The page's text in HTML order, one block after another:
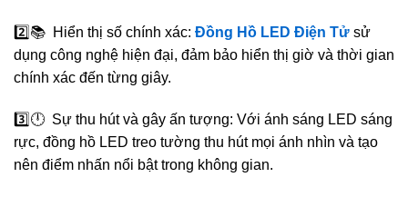
2️⃣📚 Hiển thị số chính xác: Đồng Hồ LED Điện Tử sử
dụng công nghệ hiện đại, đảm bảo hiển thị giờ và thời gian
chính xác đến từng giây.
3️⃣🕛 Sự thu hút và gây ấn tượng: Với ánh sáng LED sáng
rực, đồng hồ LED treo tường thu hút mọi ánh nhìn và tạo
nên điểm nhấn nổi bật trong không gian.